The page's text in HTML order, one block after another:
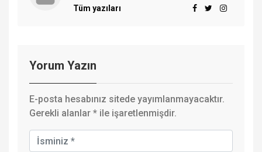
Tüm yazıları
Yorum Yazın
E-posta hesabınız sitede yayımlanmayacaktır.
Gerekli alanlar * ile işaretlenmişdir.